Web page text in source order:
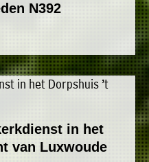
N392
in het
van Luxwoude